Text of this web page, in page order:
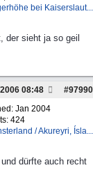
bei Kaiserslaut...
der sieht ja so geil
#97990
08:48
Jan 2004
424
/ Akureyri, Ísla...
dürfte auch recht